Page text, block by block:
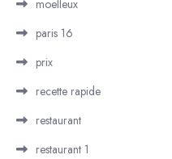
moelleux
paris 16
prix
recette rapide
restaurant
restaurant 1